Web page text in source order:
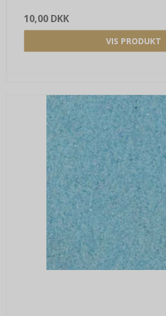
10,00 DKK
VIS PRODUKT